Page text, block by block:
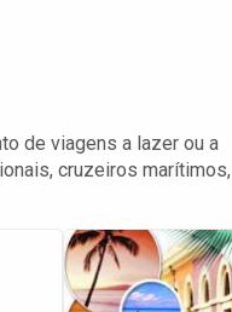
de viagens a lazer ou a
cruzeiros marítimos,